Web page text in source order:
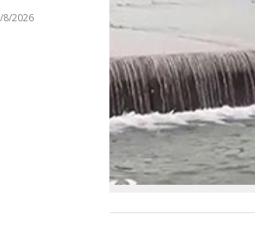
8/2026